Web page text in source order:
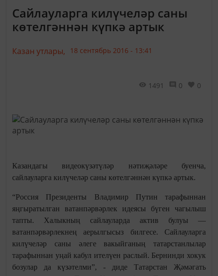
Сайлауларга килүчеләр саны
көтелгәннән күпкә артык
Казан утлары, 18 сентябрь 2016 - 13:41
1491 0 0
Казандагы видеокүзәтүләр нәтиҗәләре буенча,
сайлауларга килүчеләр саны көтелгәннән күпкә артык.
“Россия Президенты Владимир Путин тарафыннан
яңгыратылган ватанпәрвәрлек идеясы бүген чагылыш
тапты. Халыкның сайлауларда актив булуы —
ватанпәрвәрлекнең аерылгысыз билгесе. Сайлауларга
килүчеләр саны әлеге вакыйганың татарстанлылар
тарафыннан уңай кабул ителүен раслый. Бернинди хокук
бозулар да күзәтелми”, - диде Татарстан Җәмәгать